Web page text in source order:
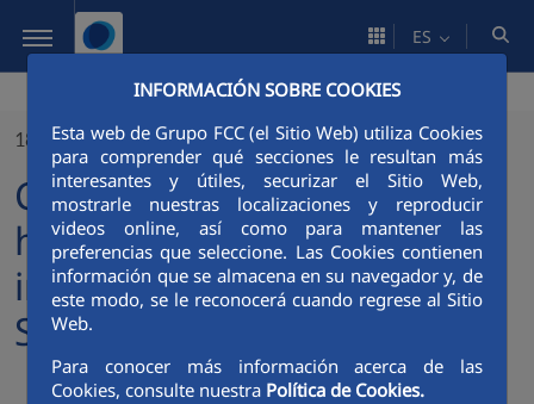
Saltar al contenido principal
INFORMACIÓN SOBRE COOKIES
Esta web de Grupo FCC (el Sitio Web) utiliza Cookies
para comprender qué secciones le resultan más
interesantes y útiles, securizar el Sitio Web,
mostrarle nuestras localizaciones y reproducir
videos online, así como para mantener las
preferencias que seleccione. Las Cookies contienen
información que se almacena en su navegador y, de
este modo, se le reconocerá cuando regrese al Sitio
Web.
Para conocer más información acerca de las
Cookies, consulte nuestra Política de Cookies.
ES
18/10/2023
Convensa supera un nuevo
hito en la renovación
integral de la LAV Madrid-
Sevilla